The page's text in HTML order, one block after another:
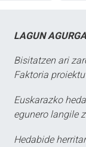
LAGUN
Bisitatzen ari
Faktoria
Euskarazko
egunero langile
Hedabide